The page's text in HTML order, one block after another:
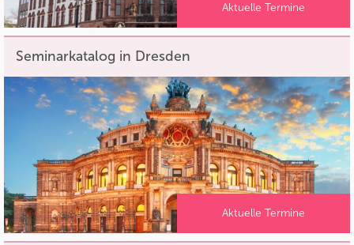
Aktuelle Termine
Seminarkatalog in Dresden
Aktuelle Termine